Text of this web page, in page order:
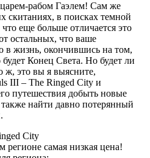
рабом Гаэлем! Сам же
скитаниях, в поисках темной
еще больше отличается это
остальных, что ваше
в жизнь, окончившись на том,
Конец Света. Но будет ли
ж, это вы я выясните,
III – The Ringed City и
путешествия добыть новые
найти давно потерянный
City
регионе самая низкая цена!